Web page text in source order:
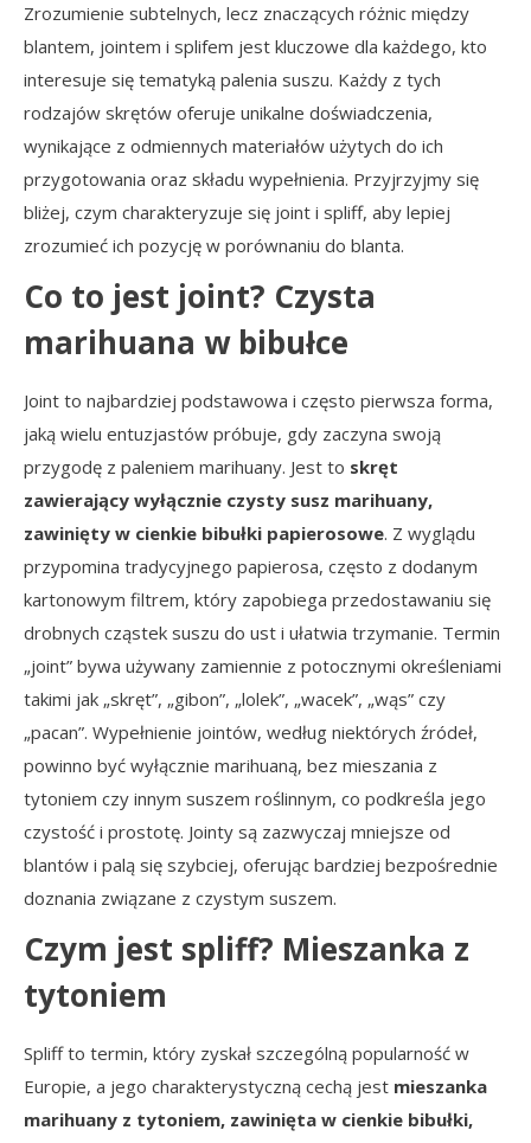
Zrozumienie subtelnych, lecz znaczących różnic między
blantem, jointem i splifem jest kluczowe dla każdego, kto
interesuje się tematyką palenia suszu. Każdy z tych
rodzajów skrętów oferuje unikalne doświadczenia,
wynikające z odmiennych materiałów użytych do ich
przygotowania oraz składu wypełnienia. Przyjrzyjmy się
bliżej, czym charakteryzuje się joint i spliff, aby lepiej
zrozumieć ich pozycję w porównaniu do blanta.
Co to jest joint? Czysta
marihuana w bibułce
Joint to najbardziej podstawowa i często pierwsza forma,
jaką wielu entuzjastów próbuje, gdy zaczyna swoją
przygodę z paleniem marihuany. Jest to skręt
zawierający wyłącznie czysty susz marihuany,
zawinięty w cienkie bibułki papierosowe. Z wyglądu
przypomina tradycyjnego papierosa, często z dodanym
kartonowym filtrem, który zapobiega przedostawaniu się
drobnych cząstek suszu do ust i ułatwia trzymanie. Termin
„joint” bywa używany zamiennie z potocznymi określeniami
takimi jak „skręt”, „gibon”, „lolek”, „wacek”, „wąs” czy
„pacan”. Wypełnienie jointów, według niektórych źródeł,
powinno być wyłącznie marihuaną, bez mieszania z
tytoniem czy innym suszem roślinnym, co podkreśla jego
czystość i prostotę. Jointy są zazwyczaj mniejsze od
blantów i palą się szybciej, oferując bardziej bezpośrednie
doznania związane z czystym suszem.
Czym jest spliff? Mieszanka z
tytoniem
Spliff to termin, który zyskał szczególną popularność w
Europie, a jego charakterystyczną cechą jest mieszanka
marihuany z tytoniem, zawinięta w cienkie bibułki,